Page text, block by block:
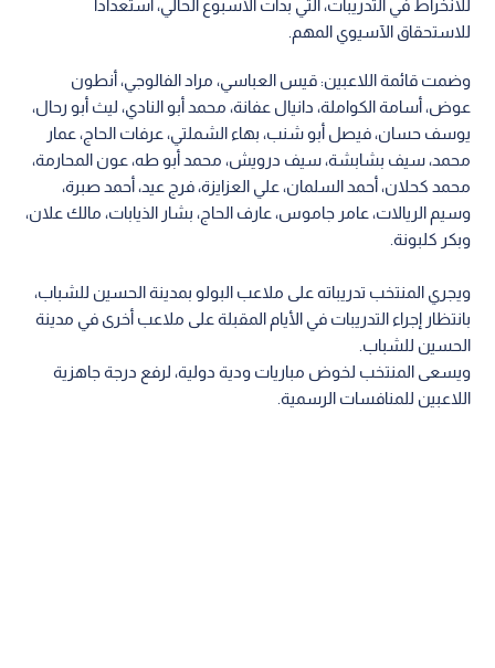
للانخراط في التدريبات، التي بدأت الأسبوع الحالي، استعدادا
للاستحقاق الآسيوي المهم.
وضمت قائمة اللاعبين: قيس العباسي، مراد الفالوجي، أنطون
عوض، أسامة الكواملة، دانيال عفانة، محمد أبو النادي، ليث أبو رحال،
يوسف حسان، فيصل أبو شنب، بهاء الشملتي، عرفات الحاج، عمار
محمد، سيف بشابشة، سيف درويش، محمد أبو طه، عون المحارمة،
محمد كحلان، أحمد السلمان، علي العزايزة، فرج عيد، أحمد صبرة،
وسيم الريالات، عامر جاموس، عارف الحاج، بشار الذيابات، مالك علان،
وبكر كلبونة.
ويجري المنتخب تدريباته على ملاعب البولو بمدينة الحسين للشباب،
بانتظار إجراء التدريبات في الأيام المقبلة على ملاعب أخرى في مدينة
الحسين للشباب.
ويسعى المنتخب لخوض مباريات ودية دولية، لرفع درجة جاهزية
اللاعبين للمنافسات الرسمية.